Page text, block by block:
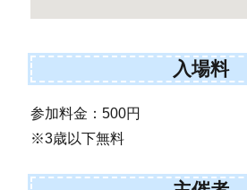
入場料
参加料金：500円
※3歳以下無料